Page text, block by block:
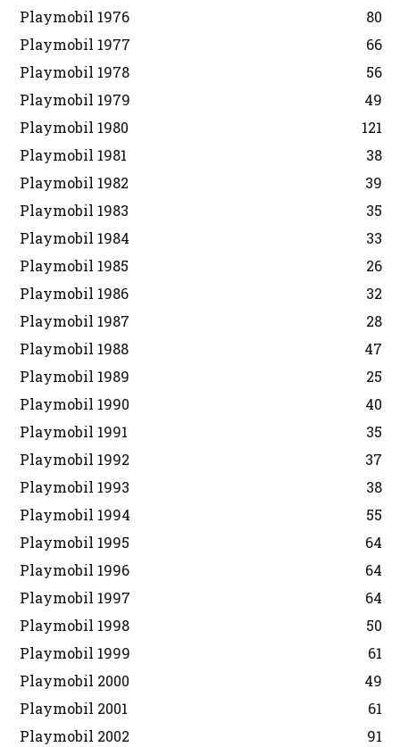
Playmobil 1976
80
Playmobil 1977
66
Playmobil 1978
56
Playmobil 1979
49
Playmobil 1980
121
Playmobil 1981
38
Playmobil 1982
39
Playmobil 1983
35
Playmobil 1984
33
Playmobil 1985
26
Playmobil 1986
32
Playmobil 1987
28
Playmobil 1988
47
Playmobil 1989
25
Playmobil 1990
40
Playmobil 1991
35
Playmobil 1992
37
Playmobil 1993
38
Playmobil 1994
55
Playmobil 1995
64
Playmobil 1996
64
Playmobil 1997
64
Playmobil 1998
50
Playmobil 1999
61
Playmobil 2000
49
Playmobil 2001
61
Playmobil 2002
91